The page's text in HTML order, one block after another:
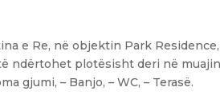
e Re, në objektin Park
ndërtohet plotësisht deri në
gjumi, – Banjo, – WC, – Terasë.